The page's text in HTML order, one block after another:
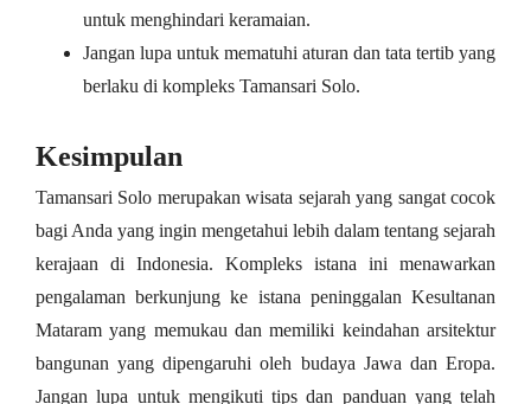
untuk menghindari keramaian.
Jangan lupa untuk mematuhi aturan dan tata tertib yang
berlaku di kompleks Tamansari Solo.
Kesimpulan
Tamansari Solo merupakan wisata sejarah yang sangat cocok
bagi Anda yang ingin mengetahui lebih dalam tentang sejarah
kerajaan di Indonesia. Kompleks istana ini menawarkan
pengalaman berkunjung ke istana peninggalan Kesultanan
Mataram yang memukau dan memiliki keindahan arsitektur
bangunan yang dipengaruhi oleh budaya Jawa dan Eropa.
Jangan lupa untuk mengikuti tips dan panduan yang telah